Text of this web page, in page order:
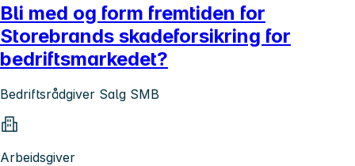
Bli med og form fremtiden for
Storebrands skadeforsikring for
bedriftsmarkedet?
Bedriftsrådgiver Salg SMB
Arbeidsgiver